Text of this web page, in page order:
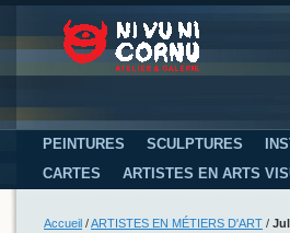
PEINTURES SCULPTURES
CARTES
ARTISTES EN ARTS
Accueil /ARTISTES EN MÉTIERS D'ART /